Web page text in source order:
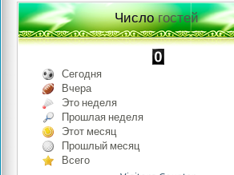
Числогостей
Сегодня
Вчера
Это неделя
Прошлая неделя
Этот месяц
Прошлый месяц
Всего